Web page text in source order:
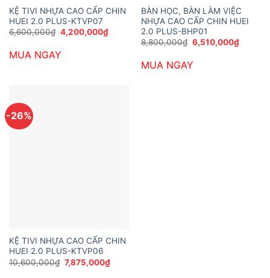
KỆ TIVI NHỰA CAO CẤP CHIN
HUEI 2.0 PLUS-KTVP07
6,600,000₫ Giá
gốc
6,600,000₫.
4,200,000₫Giá
hiện
4,200,000₫.
MUA NGAY
BÀN HỌC, BÀN LÀM VIỆC
NHỰA CAO CẤP CHIN HUEI
2.0 PLUS-BHP01
8,800,000₫ Giá
gốc
8,800,000₫.
6,510,000₫Giá
hiện
MUA NGAY
-26%
KỆ TIVI NHỰA CAO CẤP CHIN
HUEI 2.0 PLUS-KTVP06
10,600,000₫ Giá
gốc
7,875,000₫Giá
hiện